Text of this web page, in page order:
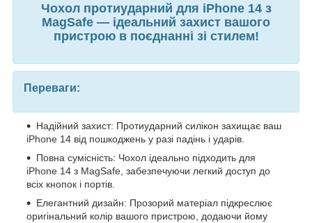
Чохол протиударний для iPhone 14 з
MagSafe — ідеальний захист вашого
пристрою в поєднанні зі стилем!
Переваги:
Надійний захист: Протиударний силікон захищає ваш
iPhone 14 від пошкоджень у разі падінь і ударів.
Повна сумісність: Чохол ідеально підходить для
iPhone 14 з MagSafe, забезпечуючи легкий доступ до
всіх кнопок і портів.
Елегантний дизайн: Прозорий матеріал підкреслює
оригінальний колір вашого пристрою, додаючи йому